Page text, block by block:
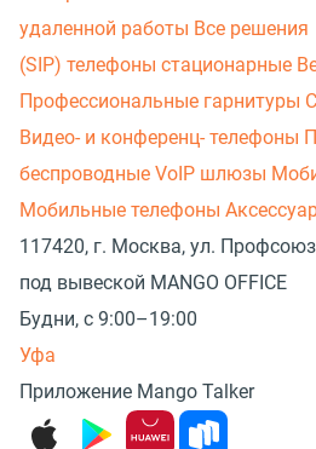
удаленной работы Все решения
(SIP) телефоны стационарные
Профессиональные гарнитуры
Видео- и конференц- телефоны
беспроводные VoIP шлюзы
Мобильные телефоны
117420, г. Москва, ул.
под вывеской MANGO OFFICE
Будни, с 9:00–19:00
Уфа
Приложение Mango Talker